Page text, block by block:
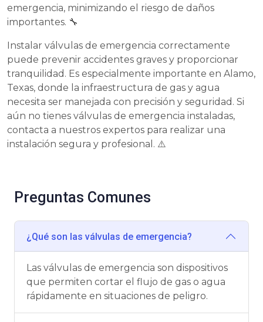
emergencia, minimizando el riesgo de daños
importantes. 🔧
Instalar válvulas de emergencia correctamente
puede prevenir accidentes graves y proporcionar
tranquilidad. Es especialmente importante en Alamo,
Texas, donde la infraestructura de gas y agua
necesita ser manejada con precisión y seguridad. Si
aún no tienes válvulas de emergencia instaladas,
contacta a nuestros expertos para realizar una
instalación segura y profesional. ⚠️
Preguntas Comunes
¿Qué son las válvulas de emergencia?
Las válvulas de emergencia son dispositivos
que permiten cortar el flujo de gas o agua
rápidamente en situaciones de peligro.